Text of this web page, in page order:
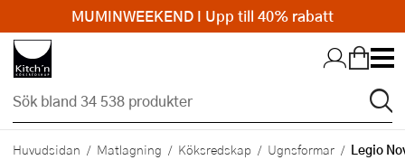
Hopp till huvudinnehållet
Huvudsidan Matlagning Köksredskap Ugnsformar Legio
MUMINWEEKEND I Upp till 40% rabatt